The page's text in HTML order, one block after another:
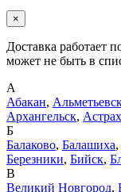
×
Доставка работает
может не быть в
А
Абакан,
Архангельск,
Б
Балаково, Балашиха,
Березники, Бийск,
В
Великий Новгород,